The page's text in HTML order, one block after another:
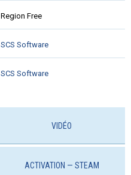
Region Free
SCS Software
SCS Software
VIDÉO
ACTIVATION — STEAM